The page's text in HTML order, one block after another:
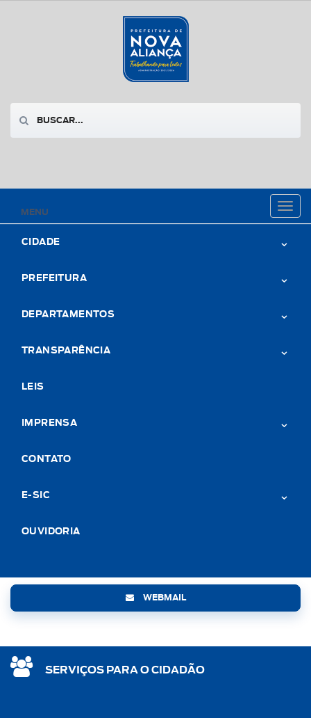
MENU
Toggle
CIDADE
PREFEITURA
DEPARTAMENTOS
TRANSPARÊNCIA
LEIS
IMPRENSA
CONTATO
E-SIC
OUVIDORIA
WEBMAIL
SERVIÇOS PARA O CIDADÃO